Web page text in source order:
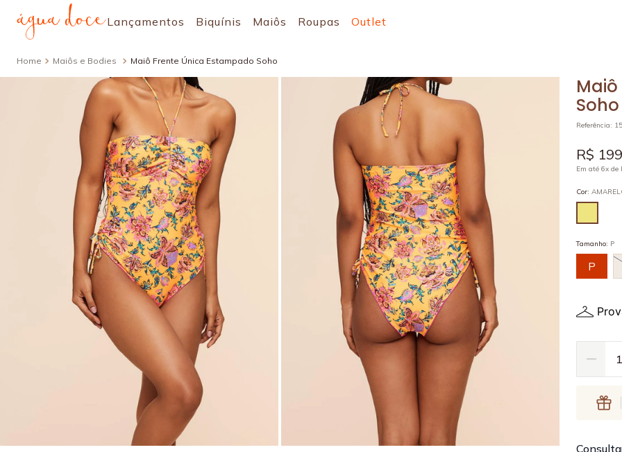
Lançamentos Biquínis Maiôs Roupas Outlet
Maiôs e Bodies Maiô Frente Única Estampado Soho
Soho
Referência:
R$
Em até6x de
Cor:
Tamanho: P
P